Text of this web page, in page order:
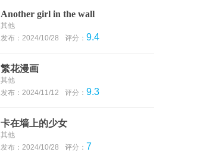
Another girl in the wall
其他
发布：2024/10/28
评分： 9.4
繁花漫画
其他
发布：2024/11/12
评分： 9.3
卡在墙上的少女
其他
发布：2024/10/28
评分： 7